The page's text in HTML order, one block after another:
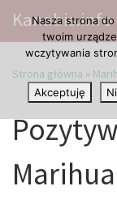
Przejdź do treści
Kanabis.info
Strona główna »
Nasza strona
twoim
wczytywania
Akceptuję